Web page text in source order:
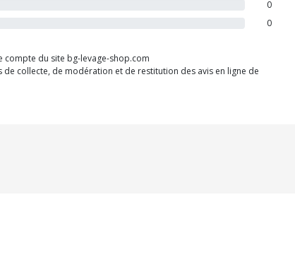
0
0
compte du site bg-levage-shop.com
de collecte, de modération et de restitution des avis en ligne de